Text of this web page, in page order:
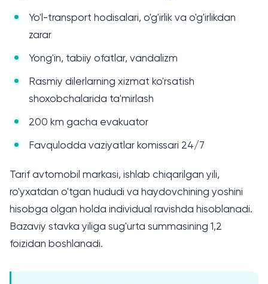
Документы
Партнёры
FAQ
Обратная связь
Yo'l-transport hodisalari, o'g'irlik va o'g'irlikdan
zarar
Yong'in, tabiiy ofatlar, vandalizm
Rasmiy dilerlarning xizmat ko'rsatish
shoxobchalarida ta'mirlash
200 km gacha evakuator
Favqulodda vaziyatlar komissari 24/7
Tarif avtomobil markasi, ishlab chiqarilgan yili,
ro'yxatdan o'tgan hududi va haydovchining yoshini
hisobga olgan holda individual ravishda hisoblanadi.
Bazaviy stavka yiliga sug'urta summasining 1,2
foizidan boshlanadi.